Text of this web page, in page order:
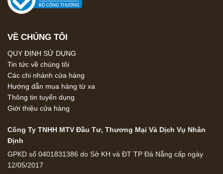
VỀ CHÚNG TÔI
QUY ĐỊNH SỬ DỤNG
Tin tức về chúng tôi
Các chi nhánh cửa hàng
Hướng dẫn mua hàng từ xa
Thông tin tuyển dụng
Giới thiệu cửa hàng
Công Ty TNHH MTV Đầu Tư, Thương Mại Và Dịch Vụ Nhân
Định
GPKD số 0401831386 do Sở KH và ĐT TP Đà Nẵng cấp ngày
12/05/2017